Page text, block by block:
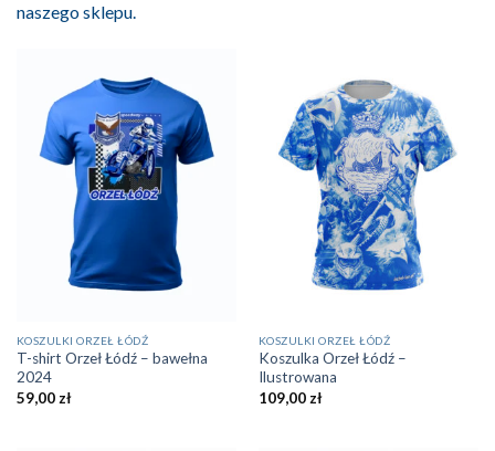
naszego sklepu.
KOSZULKI ORZEŁ ŁÓDŹ
T-shirt Orzeł Łódź – bawełna
2024
59,00 zł
KOSZULKI ORZEŁ ŁÓDŹ
Koszulka Orzeł Łódź –
Ilustrowana
109,00 zł